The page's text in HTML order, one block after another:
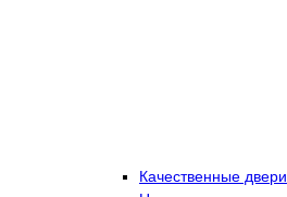
Качественные двери